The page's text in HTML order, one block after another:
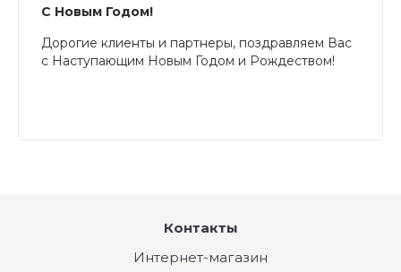
С Новым Годом!
Дорогие клиенты и партнеры, поздравляем Вас
с Наступающим Новым Годом и Рождеством!
Контакты
Интернет-магазин